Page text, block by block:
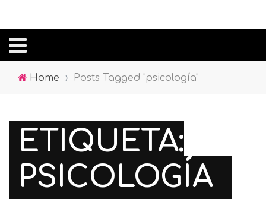
Home › Posts Tagged "psicología"
ETIQUETA:
PSICOLOGÍA